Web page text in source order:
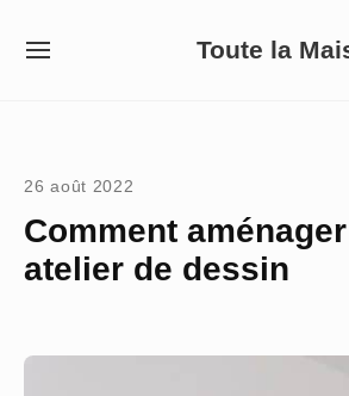
Toute la
SITE
26 août 2022
Comment
atelier de dessin